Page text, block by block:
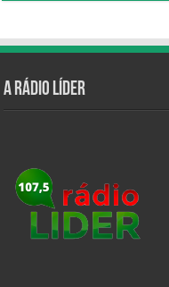
A Rádio Líder